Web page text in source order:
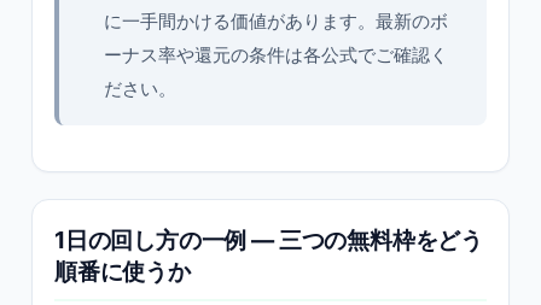
に一手間かける価値があります。最新のボ
ーナス率や還元の条件は各公式でご確認く
ださい。
1日の回し方の一例 — 三つの無料枠をどう
順番に使うか